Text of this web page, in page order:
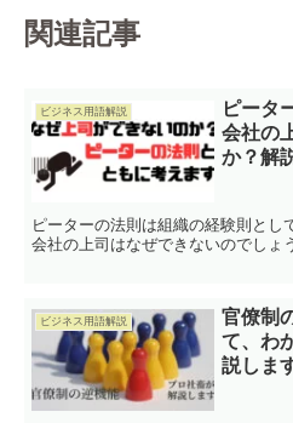
関連記事
ビジネス用語解説
ピータ
会社の
か？解
ピーターの法則は組織の経験則とし
会社の上司はなぜできないのでしょ
ビジネス用語解説
官僚制
て、わ
説しま